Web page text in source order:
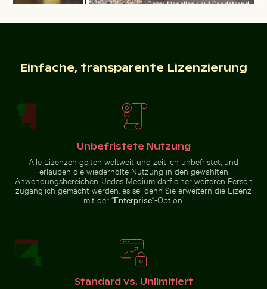
goldenem Stupa
Roter Nagellack auf Sandstrand
Dramatischer Blitzschlag über ländlicher Landschaft
Dramatischer Blitzschlag über
ländlicher Landschaft
Schöne
Schöne
rosa Farbtönen
Brücke des 25. April über den Tejo in Lissabon
Brücke des 25. April über den
Tejo in Lissabon
Zeitraffer eines
Zeitraffer eines verwelkenden
Blumenarrangements
Chamarel Wasserfall umgeben von üppigem Grün mit
von üppigem Grün mit
Hand pustet Seifenblasen
Meer
Vintage-Fahrrad auf Küstenweg in Kauai
Verschwommene
Einfache, transparente Lizenzierung
Unbefristete Nutzung
Alle Lizenzen gelten weltweit und zeitlich unbefristet, und
erlauben die wiederholte Nutzung in den gewählten
Anwendungsbereichen. Jedes Medium darf einer weiteren Person
zugänglich gemacht werden, es sei denn Sie erweitern die Lizenz
mit der “Enterprise”-Option.
Standard vs. Unlimitiert